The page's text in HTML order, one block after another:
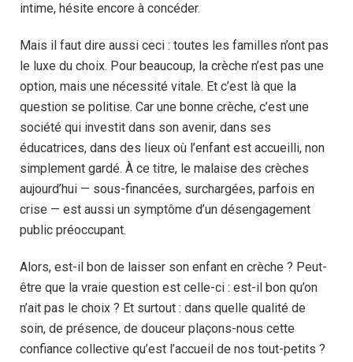
intime, hésite encore à concéder.
Mais il faut dire aussi ceci : toutes les familles n’ont pas
le luxe du choix. Pour beaucoup, la crèche n’est pas une
option, mais une nécessité vitale. Et c’est là que la
question se politise. Car une bonne crèche, c’est une
société qui investit dans son avenir, dans ses
éducatrices, dans des lieux où l’enfant est accueilli, non
simplement gardé. À ce titre, le malaise des crèches
aujourd’hui — sous-financées, surchargées, parfois en
crise — est aussi un symptôme d’un désengagement
public préoccupant.
Alors, est-il bon de laisser son enfant en crèche ? Peut-
être que la vraie question est celle-ci : est-il bon qu’on
n’ait pas le choix ? Et surtout : dans quelle qualité de
soin, de présence, de douceur plaçons-nous cette
confiance collective qu’est l’accueil de nos tout-petits ?